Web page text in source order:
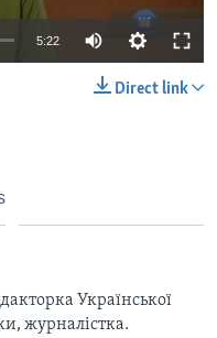
5:22
Direct link
Української
журналістка.